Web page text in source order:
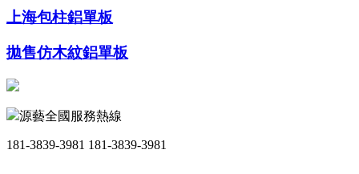
上海包柱鋁單板
拋售仿木紋鋁單板
源藝全國服務熱線
181-3839-3981 181-3839-3981